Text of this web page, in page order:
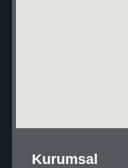
Kurumsal